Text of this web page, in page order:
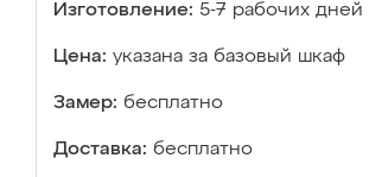
Изготовление: 5-7 рабочих дней
Цена: указана за базовый шкаф
Замер: бесплатно
Доставка: бесплатно